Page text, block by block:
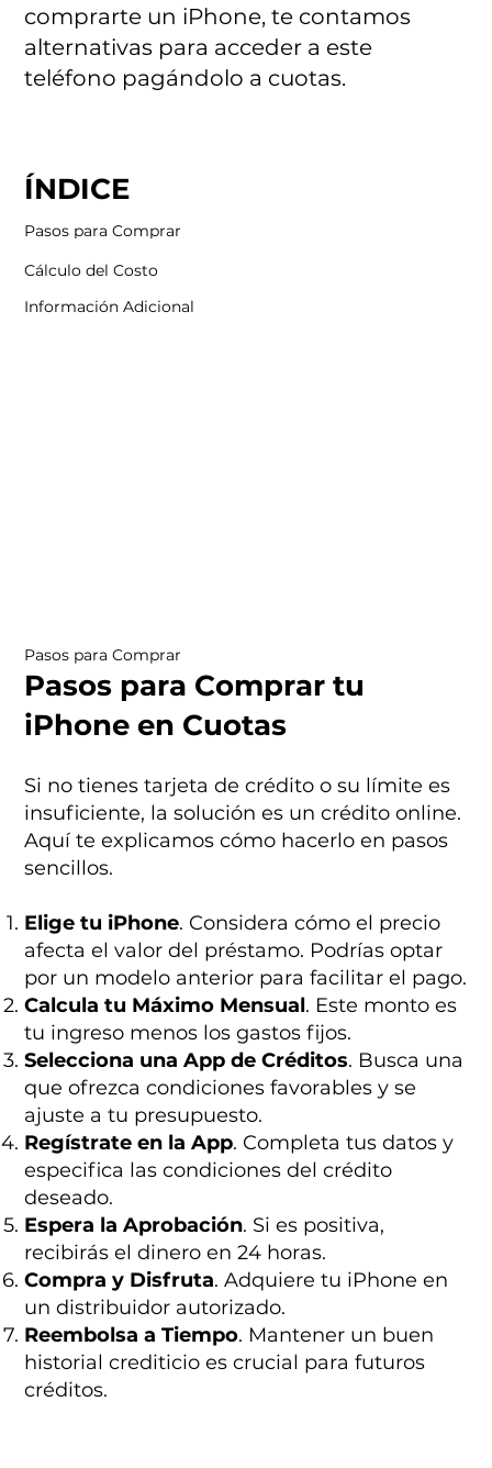
Pasos para Comprar
Pasos para Comprar tu
iPhone en Cuotas
Si no tienes tarjeta de crédito o su límite es
insuficiente, la solución es un crédito online.
Aquí te explicamos cómo hacerlo en pasos
sencillos.
Elige tu iPhone. Considera cómo el precio
afecta el valor del préstamo. Podrías optar
por un modelo anterior para facilitar el pago.
Calcula tu Máximo Mensual. Este monto es
tu ingreso menos los gastos fijos.
Selecciona una App de Créditos. Busca una
que ofrezca condiciones favorables y se
ajuste a tu presupuesto.
Regístrate en la App. Completa tus datos y
especifica las condiciones del crédito
deseado.
Espera la Aprobación. Si es positiva,
recibirás el dinero en 24 horas.
Compra y Disfruta. Adquiere tu iPhone en
un distribuidor autorizado.
Reembolsa a Tiempo. Mantener un buen
historial crediticio es crucial para futuros
créditos.
ÍNDICE
Pasos para Comprar
Cálculo del Costo
Información Adicional
comprarte un iPhone, te contamos
alternativas para acceder a este
teléfono pagándolo a cuotas.